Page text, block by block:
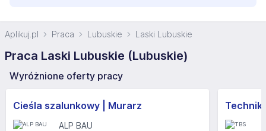
Aplikuj.pl Praca Lubuskie Laski Lubuskie
Praca Laski Lubuskie (Lubuskie)
Wyróżnione oferty pracy
Cieśla szalunkowy | Murarz
ALP BAU